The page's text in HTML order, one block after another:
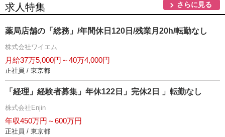
求人特集 さらに見る
薬局店舗の「総務」/年間休日120日/残業月20h/転勤なし
株式会社ワイエム
月給37万5,000円～40万4,000円
正社員 / 東京都
「経理」経験者募集」年休122日」完休2日 」転勤なし
株式会社Enjin
年収450万円～600万円
正社員 / 東京都